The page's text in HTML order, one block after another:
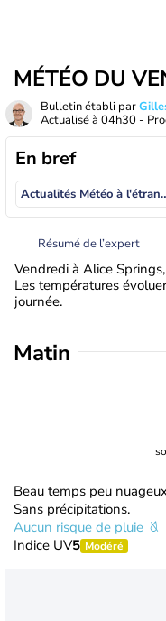
MÉTÉO DU
Bulletin établi par
Actualisé à 04h30 -
En bref
Actualités
Résumé de l’expert
Vendredi à Alice
Les températures
journée.
Matin
Beau temps peu
Sans précipitations.
Aucun risque de pluie
Indice UV5 Modéré